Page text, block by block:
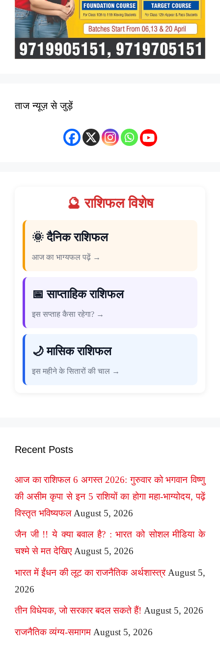
ताज न्यूज़ से जुड़ें
🔮 राशिफल विशेष
🌞 दैनिक राशिफल
आज का भाग्यफल पढ़ें →
📅 साप्ताहिक राशिफल
इस सप्ताह कैसा रहेगा? →
🌙 मासिक राशिफल
इस महीने के सितारों की चाल →
Recent Posts
आज का राशिफल 6 अगस्त 2026: गुरुवार को भगवान विष्णु
की असीम कृपा से इन 5 राशियों का होगा महा-भाग्योदय, पढ़ें
विस्तृत भविष्यफल August 5, 2026
जैन जी !! ये क्या बवाल है? : भारत को सोशल मीडिया के
चश्मे से मत देखिए August 5, 2026
भारत में ईंधन की लूट का राजनैतिक अर्थशास्त्र August 5,
2026
तीन विधेयक, जो सरकार बदल सकते हैं! August 5, 2026
राजनैतिक व्यंग्य-समागम August 5, 2026